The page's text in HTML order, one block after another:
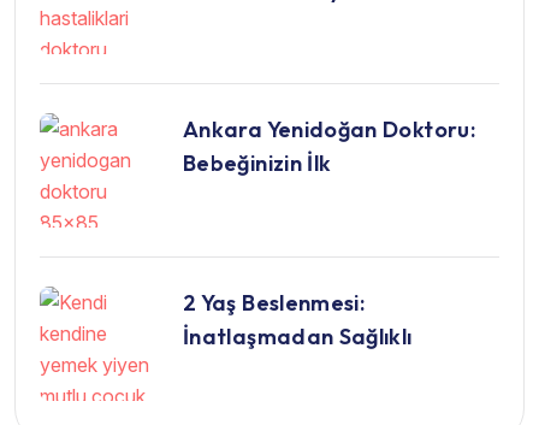
Ankara Yenidoğan Doktoru:
Bebeğinizin İlk
2 Yaş Beslenmesi:
İnatlaşmadan Sağlıklı